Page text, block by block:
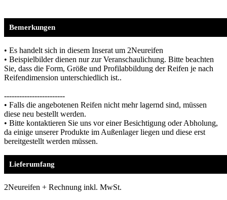
Bemerkungen
• Es handelt sich in diesem Inserat um 2Neureifen
• Beispielbilder dienen nur zur Veranschaulichung. Bitte beachten
Sie, dass die Form, Größe und Profilabbildung der Reifen je nach
Reifendimension unterschiedlich ist..
------------------------
• Falls die angebotenen Reifen nicht mehr lagernd sind, müssen
diese neu bestellt werden.
• Bitte kontaktieren Sie uns vor einer Besichtigung oder Abholung,
da einige unserer Produkte im Außenlager liegen und diese erst
bereitgestellt werden müssen.
Lieferumfang
2Neureifen + Rechnung inkl. MwSt.